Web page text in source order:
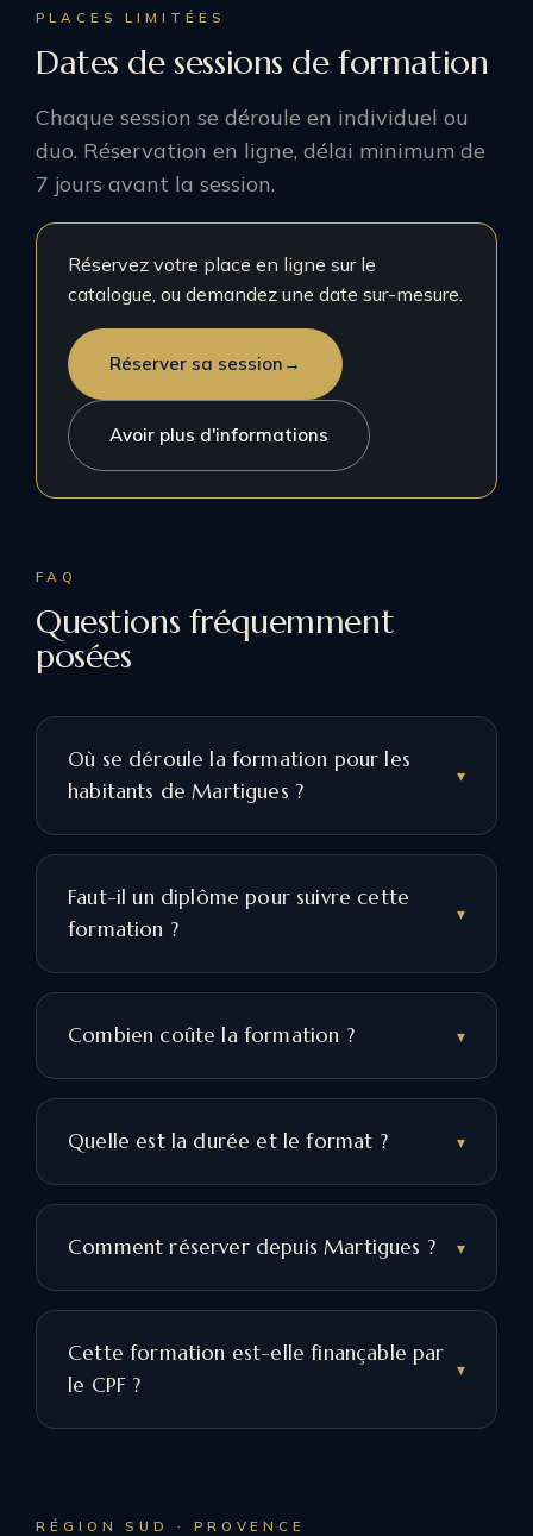
PLACES LIMITÉES
Dates de sessions de formation
Chaque session se déroule en individuel ou
duo. Réservation en ligne, délai minimum de
7 jours avant la session.
Réservez votre place en ligne sur le
catalogue, ou demandez une date sur-mesure.
Réserver sa session →
Avoir plus d'informations
FAQ
Questions fréquemment
posées
Où se déroule la formation pour les
habitants de Martigues ?
Faut-il un diplôme pour suivre cette
formation ?
Combien coûte la formation ?
Quelle est la durée et le format ?
Comment réserver depuis Martigues ?
Cette formation est-elle finançable par
le CPF ?
RÉGION SUD · PROVENCE